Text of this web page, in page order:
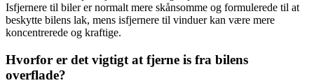
Isfjernere til biler er normalt mere skånsomme og formulerede til at
beskytte bilens lak, mens isfjernere til vinduer kan være mere
koncentrerede og kraftige.
Hvorfor er det vigtigt at fjerne is fra bilens
overflade?